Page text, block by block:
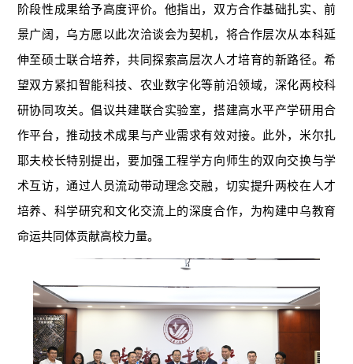
阶段性成果给予高度评价。他指出，双方合作基础扎实、前
景广阔，乌方愿以此次洽谈会为契机，将合作层次从本科延
伸至硕士联合培养，共同探索高层次人才培育的新路径。希
望双方紧扣智能科技、农业数字化等前沿领域，深化两校科
研协同攻关。倡议共建联合实验室，搭建高水平产学研用合
作平台，推动技术成果与产业需求有效对接。此外，米尔扎
耶夫校长特别提出，要加强工程学方向师生的双向交换与学
术互访，通过人员流动带动理念交融，切实提升两校在人才
培养、科学研究和文化交流上的深度合作，为构建中乌教育
命运共同体贡献高校力量。